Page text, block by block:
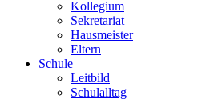
Kollegium
Sekretariat
Hausmeister
Eltern
Schule
Leitbild
Schulalltag